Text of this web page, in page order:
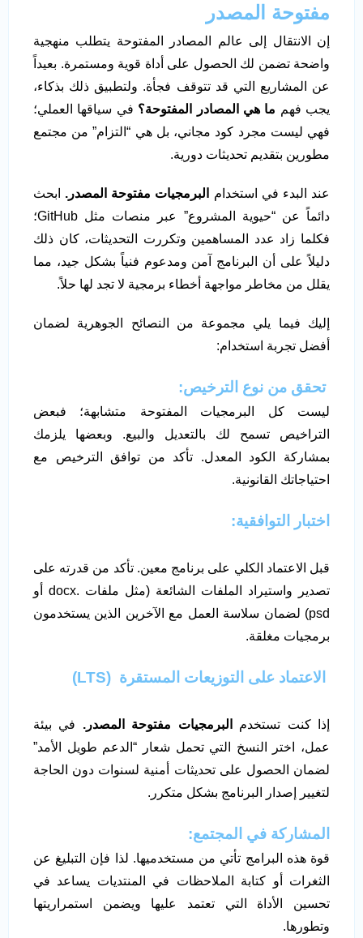
مفتوحة المصدر
إن الانتقال إلى عالم المصادر المفتوحة يتطلب منهجية
واضحة تضمن لك الحصول على أداة قوية ومستمرة. بعيداً
عن المشاريع التي قد تتوقف فجأة. ولتطبيق ذلك بذكاء،
يجب فهم ما هي المصادر المفتوحة؟ في سياقها العملي؛
فهي ليست مجرد كود مجاني، بل هي “التزام” من مجتمع
مطورين بتقديم تحديثات دورية.
عند البدء في استخدام البرمجيات مفتوحة المصدر. ابحث
دائماً عن “حيوية المشروع” عبر منصات مثل GitHub؛
فكلما زاد عدد المساهمين وتكررت التحديثات، كان ذلك
دليلاً على أن البرنامج آمن ومدعوم فنياً بشكل جيد، مما
يقلل من مخاطر مواجهة أخطاء برمجية لا تجد لها حلاً.
إليك فيما يلي مجموعة من النصائح الجوهرية لضمان
أفضل تجربة استخدام:
تحقق من نوع الترخيص:
ليست كل البرمجيات المفتوحة متشابهة؛ فبعض
التراخيص تسمح لك بالتعديل والبيع. وبعضها يلزمك
بمشاركة الكود المعدل. تأكد من توافق الترخيص مع
احتياجاتك القانونية.
اختبار التوافقية:
قبل الاعتماد الكلي على برنامج معين. تأكد من قدرته على
تصدير واستيراد الملفات الشائعة (مثل ملفات .docx أو
psd) لضمان سلاسة العمل مع الآخرين الذين يستخدمون
برمجيات مغلقة.
الاعتماد على التوزيعات المستقرة (LTS)
إذا كنت تستخدم البرمجيات مفتوحة المصدر. في بيئة
عمل، اختر النسخ التي تحمل شعار “الدعم طويل الأمد”
لضمان الحصول على تحديثات أمنية لسنوات دون الحاجة
لتغيير إصدار البرنامج بشكل متكرر.
المشاركة في المجتمع:
قوة هذه البرامج تأتي من مستخدميها. لذا فإن التبليغ عن
الثغرات أو كتابة الملاحظات في المنتديات يساعد في
تحسين الأداة التي تعتمد عليها ويضمن استمراريتها
وتطورها.